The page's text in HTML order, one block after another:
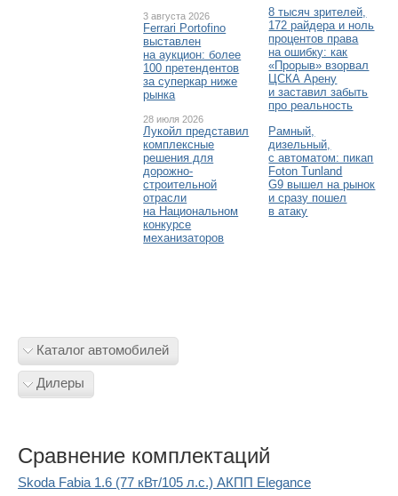
3 августа 2026
Ferrari Portofino
выставлен
на аукцион: более
100 претендентов
за суперкар ниже
рынка
28 июля 2026
Лукойл представил
комплексные
решения для
дорожно-
строительной
отрасли
на Национальном
конкурсе
механизаторов
8 тысяч зрителей,
172 райдера и ноль
процентов права
на ошибку: как
«Прорыв» взорвал
ЦСКА Арену
и заставил забыть
про реальность
Рамный,
дизельный,
с автоматом: пикап
Foton Tunland
G9 вышел на рынок
и сразу пошел
в атаку
Каталог автомобилей
Дилеры
Сравнение комплектаций
Skoda Fabia 1.6 (77 кВт/105 л.с.) АКПП Elegance